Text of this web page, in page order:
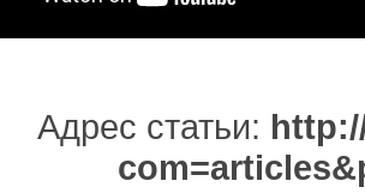
Адрес статьи: